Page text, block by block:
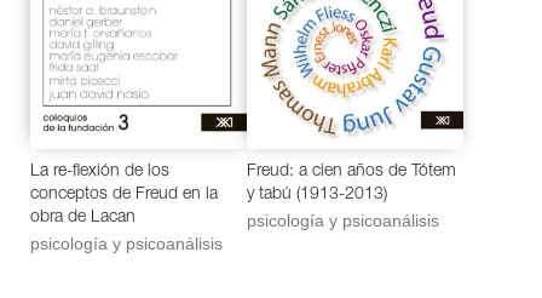
La re-flexión de los
conceptos de Freud en la
obra de Lacan
psicología y psicoanálisis
Freud: a cien años de Tótem
y tabú (1913-2013)
psicología y psicoanálisis